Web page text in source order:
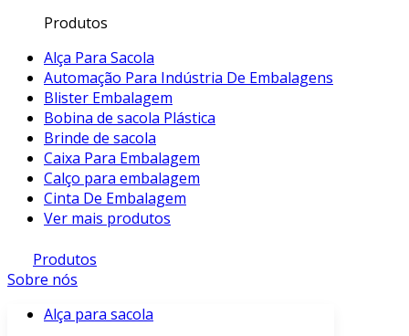
Produtos
Alça Para Sacola
Automação Para Indústria De Embalagens
Blister Embalagem
Bobina de sacola Plástica
Brinde de sacola
Caixa Para Embalagem
Calço para embalagem
Cinta De Embalagem
Ver mais produtos
Produtos
Sobre nós
Alça para sacola